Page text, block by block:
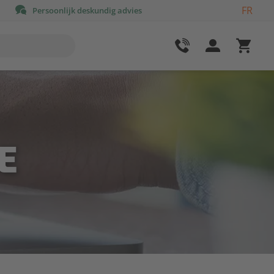
Persoonlijk deskundig advies FR